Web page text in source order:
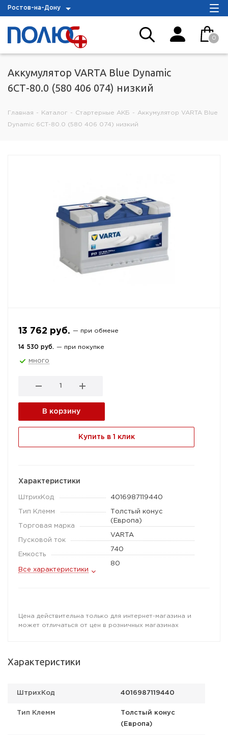
Ростов-на-Дону
0
Аккумулятор VARTA Blue Dynamic
6СТ-80.0 (580 406 074) низкий
Главная - Каталог - Стартерные АКБ - Аккумулятор VARTA Blue
Dynamic 6СТ-80.0 (580 406 074) низкий
13 762 руб. — при обмене
14 530 руб. — при покупке
много
В корзину
Купить в 1 клик
Характеристики
ШтрихКод 4016987119440
Тип Клемм
Толстый конус
(Европа)
Торговая марка
VARTA
Пусковой ток
740
Емкость
80
Все характеристики
Цена действительна только для интернет-магазина и
может отличаться от цен в розничных магазинах
Характеристики
ШтрихКод 4016987119440
Тип Клемм
Толстый конус
(Европа)